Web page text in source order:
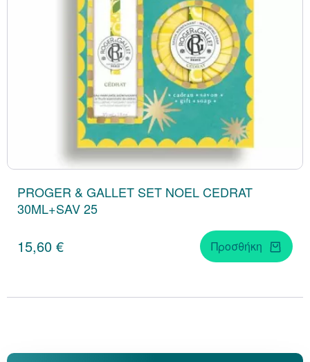
PROGER & GALLET SET NOEL CEDRAT
30ML+SAV 25
15,60 € Προσθήκη